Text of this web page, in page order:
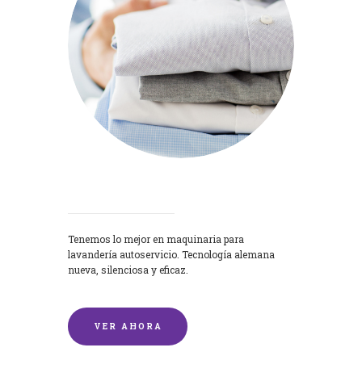
Tenemos lo mejor en maquinaria para
lavandería autoservicio. Tecnología alemana
nueva, silenciosa y eficaz.
VER AHORA